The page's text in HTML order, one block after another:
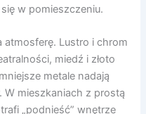
w pomieszczeniu.
atmosferę. Lustro i chrom
miedź i złoto
metale nadają
mieszkaniach z prostą
„podnieść” wnętrze